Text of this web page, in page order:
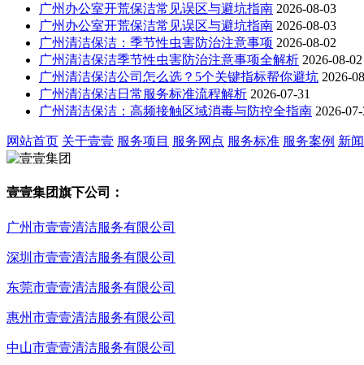
广州办公室开荒保洁常见误区与避坑指南 2026-08-03
广州办公室开荒保洁常见误区与避坑指南 2026-08-03
广州清洁保洁：季节性虫害防治注意事项 2026-08-02
广州清洁保洁季节性虫害防治注意事项全解析 2026-08-02
广州清洁保洁公司怎么选？5个关键指标帮你避坑 2026-
广州清洁保洁日常服务标准流程解析 2026-07-31
广州清洁保洁：高频接触区域消毒与防控全指南 2026-
网站首页 关于壹壹 服务项目 服务网点 服务标准 服务案例 新
壹壹集团旗下公司：
广州市壹壹清洁服务有限公司
深圳市壹壹清洁服务有限公司
东莞市壹壹清洁服务有限公司
惠州市壹壹清洁服务有限公司
中山市壹壹清洁服务有限公司